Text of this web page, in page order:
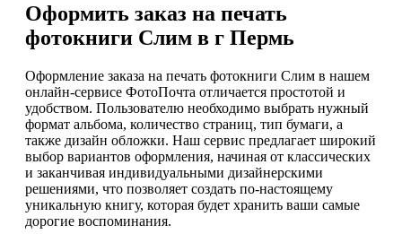
Оформить заказ на печать
фотокниги Слим в г Пермь
Оформление заказа на печать фотокниги Слим в нашем
онлайн-сервисе ФотоПочта отличается простотой и
удобством. Пользователю необходимо выбрать нужный
формат альбома, количество страниц, тип бумаги, а
также дизайн обложки. Наш сервис предлагает широкий
выбор вариантов оформления, начиная от классических
и заканчивая индивидуальными дизайнерскими
решениями, что позволяет создать по-настоящему
уникальную книгу, которая будет хранить ваши самые
дорогие воспоминания.